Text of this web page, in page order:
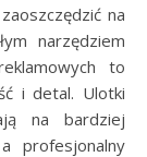
na
narzędziem
to
i detal. Ulotki
na bardziej
profesjonalny